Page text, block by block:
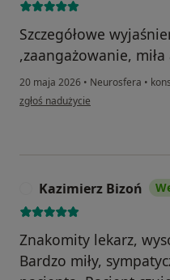
Szczegółowe
,zaangażowanie,
20 maja 2026 • Neurosfera •
w opinii użytkownika KK
zgłoś nadużycie
Kazimierz Bizoń
Znakomity lekarz,
Bardzo miły,